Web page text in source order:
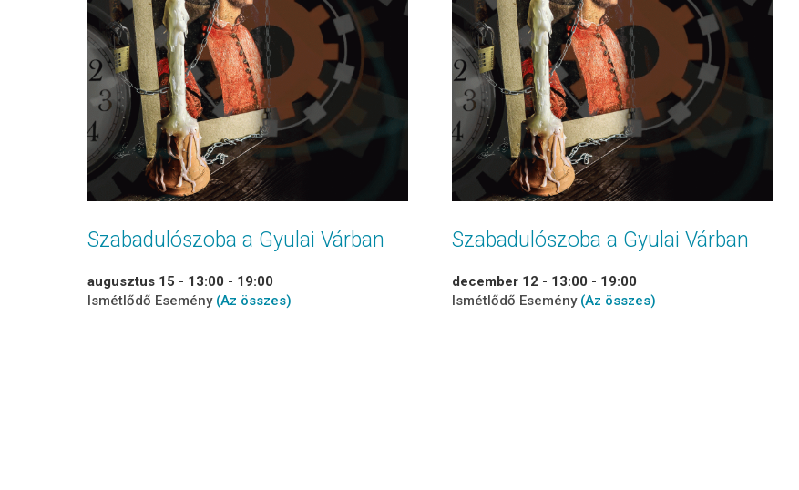
Szabadulószoba a Gyulai Várban
augusztus 15 - 13:00 - 19:00
Ismétlődő Esemény (Az összes)
Szabadulószoba a Gyulai Várban
december 12 - 13:00 - 19:00
Ismétlődő Esemény (Az összes)